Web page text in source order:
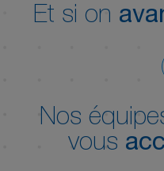
Et si on
Nos
vous